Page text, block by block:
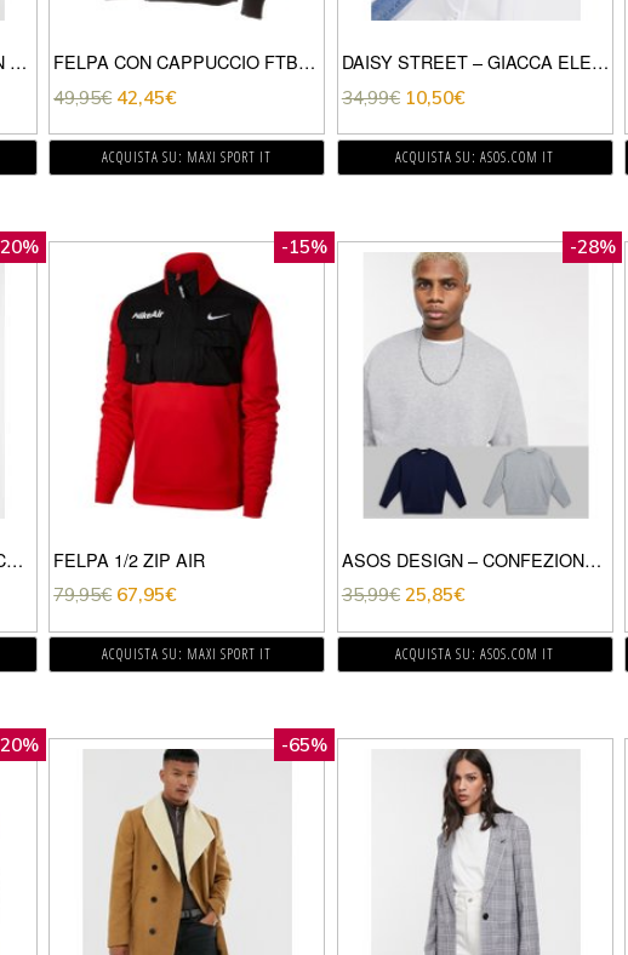
ASOS DESIGN – FELPA CON CAPPUCCIO SUPER OVERSIZE CON ORLO ROTONDO E PARTE FRONTALE E RETRO A CONTRASTO-MULTICOLORE FELPA CON CAPPUCCIO FTBL CORE WORDING MILAN
49,95€ 42,45€
ACQUISTA SU: MAXI SPORT IT
DAISY STREET – GIACCA ELEGANTE OVERSIZE SENZA MANICHE A QUADRI ANNI ’90 IN COORDINATO-MULTICOLORE
34,99€ 10,50€
ACQUISTA SU: ASOS.COM IT
GLOBE – ALFRED – FELPA CON CAPPUCCIO NERA-MULTICOLORE
-15%
FELPA 1/2 ZIP AIR
79,95€ 67,95€
ACQUISTA SU: MAXI SPORT IT
-28%
ASOS DESIGN – CONFEZIONE DA 2 FELPE OVERSIZE BLU NAVY/GRIGIO MÉLANGE-MULTICOLORE
35,99€ 25,85€
ACQUISTA SU: ASOS.COM IT
-65%